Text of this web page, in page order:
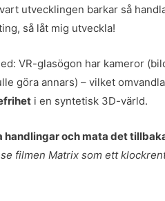
utvecklingen barkar så
så låt mig utveckla!
VR-glasögon har kameror
göra annars) – vilket
i en syntetisk 3D-värld.
handlingar och mata det
se filmen Matrix som ett